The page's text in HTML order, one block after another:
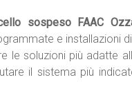
sospeso FAAC
e installazioni
le soluzioni più adatte
il sistema più